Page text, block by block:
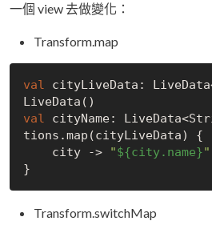
一個 view 去做變化：
Transform.map
val cityLiveData:
val cityName:
tions.map(cityLiveData) {
    city ->
"${city.name}"
Transform.switchMap